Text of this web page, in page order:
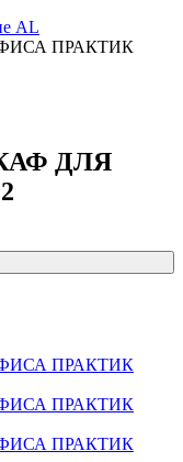
AL
ПРАКТИК
ДЛЯ